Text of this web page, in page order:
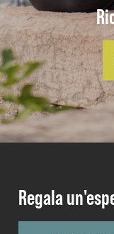
Regala